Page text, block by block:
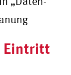
Eintritt